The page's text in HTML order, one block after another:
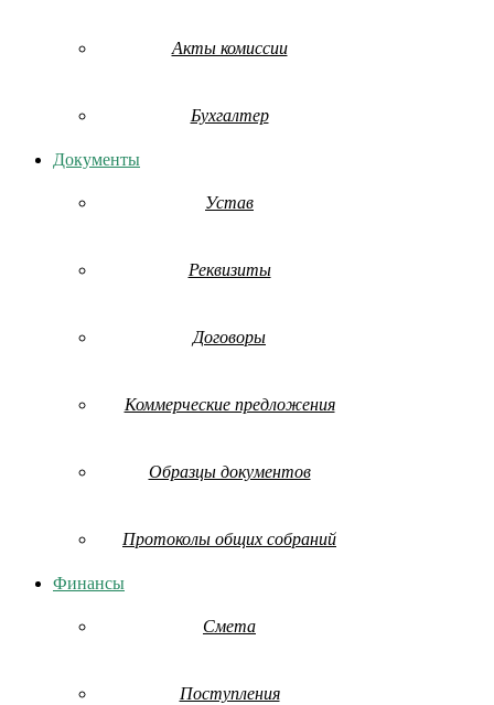
Акты комиссии
Бухгалтер
Документы
Устав
Реквизиты
Договоры
Коммерческие предложения
Образцы документов
Протоколы общих собраний
Финансы
Смета
Поступления